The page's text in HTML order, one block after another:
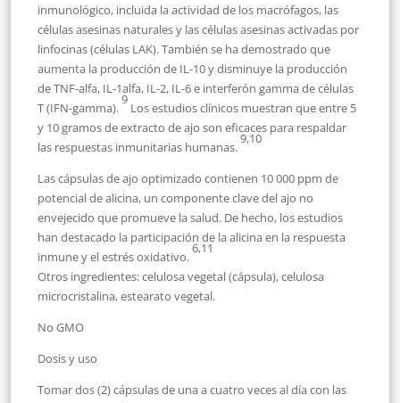
inmunológico, incluida la actividad de los macrófagos, las
células asesinas naturales y las células asesinas activadas por
linfocinas (células LAK). También se ha demostrado que
aumenta la producción de IL-10 y disminuye la producción
de TNF-alfa, IL-1alfa, IL-2, IL-6 e interferón gamma de células
T (IFN-gamma).
9
Los estudios clínicos muestran que entre 5
y 10 gramos de extracto de ajo son eficaces para respaldar
las respuestas inmunitarias humanas.
9,10
Las cápsulas de ajo optimizado contienen 10 000 ppm de
potencial de alicina, un componente clave del ajo no
envejecido que promueve la salud. De hecho, los estudios
han destacado la participación de la alicina en la respuesta
inmune y el estrés oxidativo.
6,11
Otros ingredientes: celulosa vegetal (cápsula), celulosa
microcristalina, estearato vegetal.
No GMO
Dosis y uso
Tomar dos (2) cápsulas de una a cuatro veces al día con las